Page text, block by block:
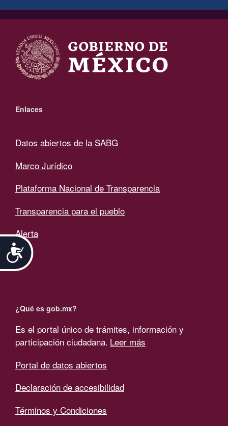
Accesibilidad
.
Enlaces
Datos abiertos de la SABG
Marco Jurídico
Plataforma Nacional de Transparencia
Transparencia para el pueblo
Alerta
¿Qué es gob.mx?
Es el portal único de trámites, información y
participación ciudadana. Leer más
Portal de datos abiertos
Declaración de accesibilidad
Términos y Condiciones